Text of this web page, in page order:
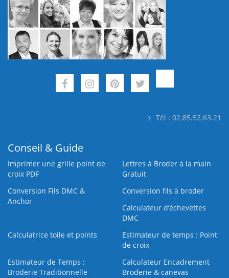
Tél : 02.85.52.63.21
Conseil & Guide
Imprimer une grille point de
croix PDF
Lettres à Broder à la main
Gratuit
Conversion Fils DMC &
Anchor
Conversion fils à broder
Calculateur d’échevettes
DMC
Calculatrice toile et points
Estimateur de temps : Point
de croix
Estimateur de Temps :
Broderie Traditionnelle
Calculateur Encadrement
Broderie & canevas